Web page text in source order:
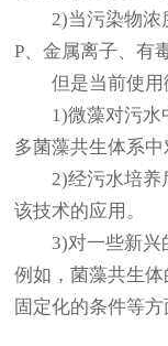
2)当污染物浓度
P、金属离子、有
但是当前使用
1)微藻对污水中
多菌藻共生体系中
2)经污水培养后
该技术的应用。
3)对一些新兴的
例如，菌藻共生
固定化的条件等方